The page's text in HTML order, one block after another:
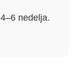
4–6 nedelja.